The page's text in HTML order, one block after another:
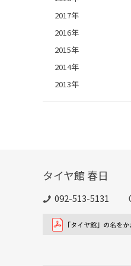
2017年
2016年
2015年
2014年
2013年
タイヤ館 春日
092-513-5131